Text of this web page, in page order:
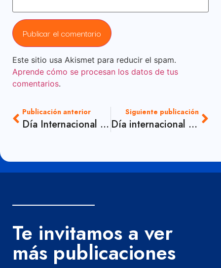
Este sitio usa Akismet para reducir el spam.
Aprende cómo se procesan los datos de tus
comentarios.
Publicación anterior
Día Internacional de la Madre Tierra
Siguiente publicación
Día internacional del Libro
Te invitamos a ver
más publicaciones